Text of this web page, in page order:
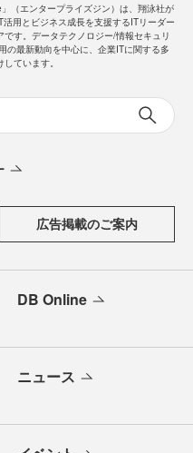
」（エンタープライズジン）は、翔泳社が
用とビジネス成長を支援するITリーダー
です。データテクノロジー/情報セキュリ
の最新動向を中心に、企業ITに関する多
ています。
広告掲載のご案内
DB Online
ニュース